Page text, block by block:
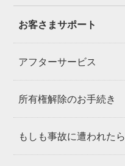
お客さまサポート
アフターサービス
所有権解除のお手続き
もしも事故に遭われたら